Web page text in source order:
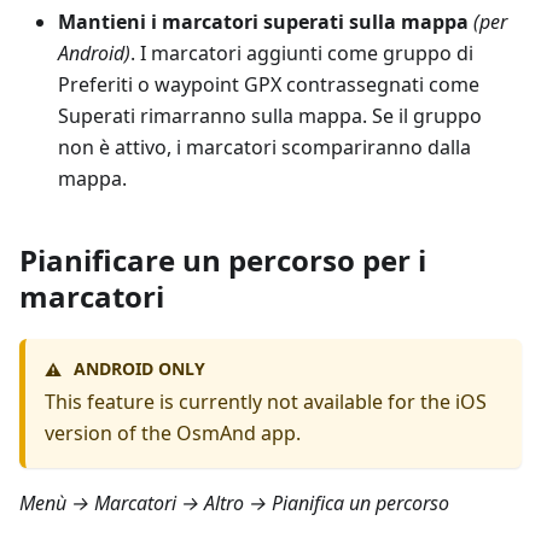
Mantieni i marcatori superati sulla mappa (per
Android). I marcatori aggiunti come gruppo di
Preferiti o waypoint GPX contrassegnati come
Superati rimarranno sulla mappa. Se il gruppo
non è attivo, i marcatori scompariranno dalla
mappa.
Pianificare un percorso per i
marcatori
⚠️ ANDROID ONLY
This feature is currently not available for the iOS
version of the OsmAnd app.
Menù → Marcatori → Altro → Pianifica un percorso